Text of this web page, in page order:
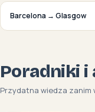
Barcelona → Glasgow
Poradniki i
Przydatna wiedza zanim